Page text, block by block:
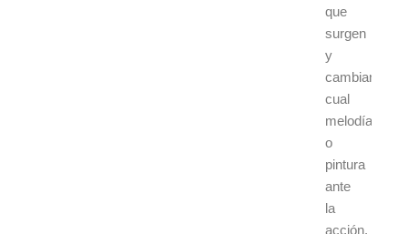
que
surgen
y
cambian
cual
melodía
o
pintura
ante
la
acción.